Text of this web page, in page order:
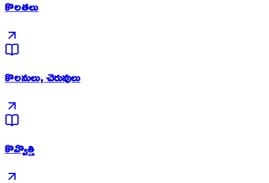
కొలతలు
కొలనులు, చెరువులు
కొవ్వొత్తి